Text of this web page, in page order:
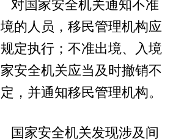
对国家安全机关通知不准
的人员，移民管理机构应
定执行；不准出境、入境
安全机关应当及时撤销不
，并通知移民管理机构。
国家安全机关发现涉及间